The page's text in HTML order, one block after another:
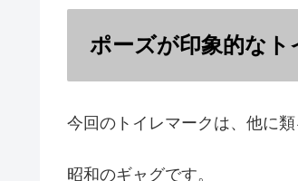
ポーズが印象的なト
今回のトイレマークは、他に
昭和のギャグです。